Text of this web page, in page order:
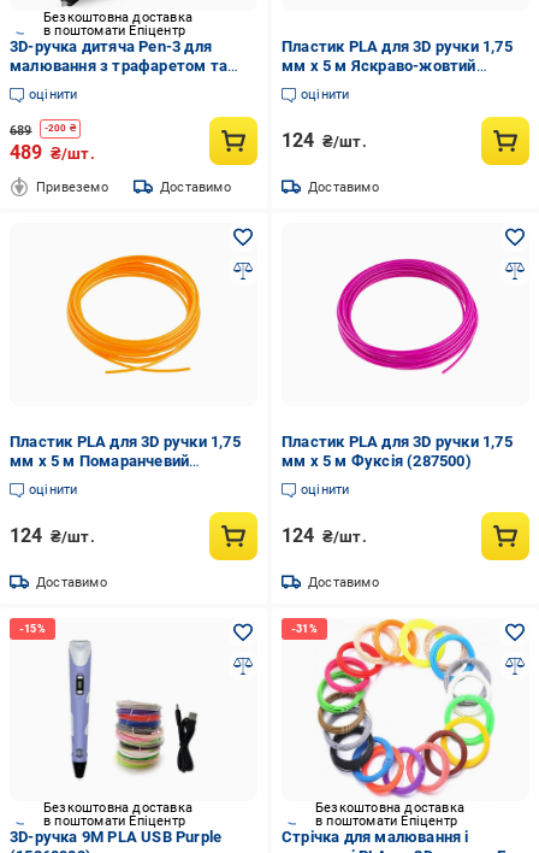
Безкоштовна доставка
в поштомати Епіцентр
3D-ручка дитяча Pen-3 для
малювання з трафаретом та
LCD екраном Фіолетовий (3968)
оцінити
689 -200 ₴
489 ₴/шт.
Привеземо Доставимо
Пластик PLA для 3D ручки 1,75
мм x 5 м Яскраво-жовтий
(287503)
оцінити
124 ₴/шт.
Доставимо
Пластик PLA для 3D ручки 1,75
мм x 5 м Помаранчевий
(287496)
оцінити
124 ₴/шт.
Доставимо
Пластик PLA для 3D ручки 1,75
мм x 5 м Фуксія (287500)
оцінити
124 ₴/шт.
Доставимо
Безкоштовна доставка
в поштомати Епіцентр
3D-ручка 9M PLA USB Purple
Безкоштовна доставка
в поштомати Епіцентр
Стрічка для малювання і